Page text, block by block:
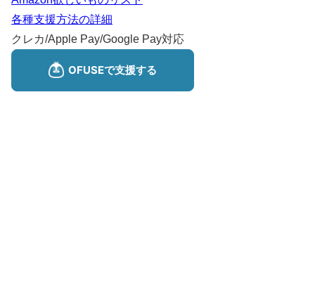
各種支援方法の詳細
クレカ/Apple Pay/Google Pay対応